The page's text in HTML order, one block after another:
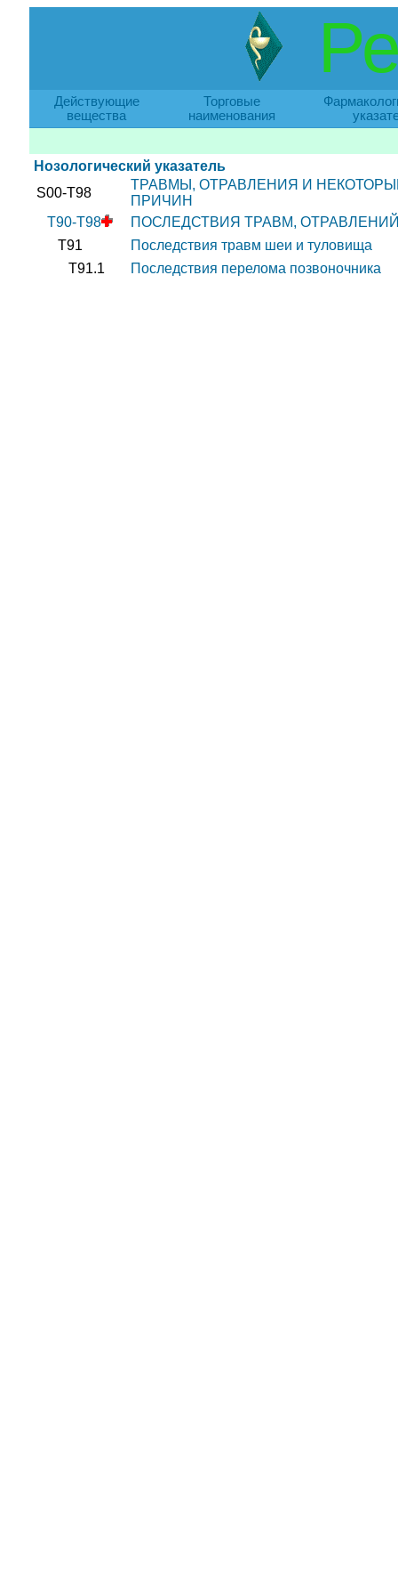
Действующие
вещества
Торговые
наименования
Нозологический указатель
S00-T98
ТРАВМЫ, ОТРАВЛЕНИЯ И
ПРИЧИН
T90-T98
ПОСЛЕДСТВИЯ ТРАВМ,
T91
Последствия травм шеи и туловища
T91.1
Последствия перелома позвоночника